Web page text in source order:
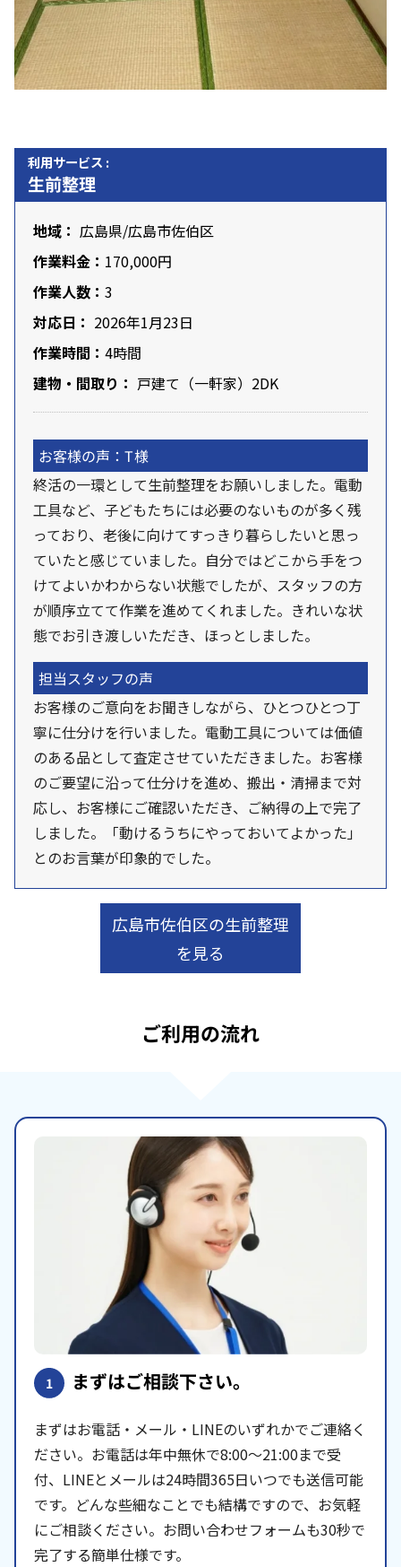
利用サービス :
生前整理
地域： 広島県/広島市佐伯区
作業料金： 170,000円
作業人数： 3
対応日： 2026年1月23日
作業時間： 4時間
建物・間取り： 戸建て（一軒家）2DK
お客様の声：T様
終活の一環として生前整理をお願いしました。電動
工具など、子どもたちには必要のないものが多く残
っており、老後に向けてすっきり暮らしたいと思っ
ていたと感じていました。自分ではどこから手をつ
けてよいかわからない状態でしたが、スタッフの方
が順序立てて作業を進めてくれました。きれいな状
態でお引き渡しいただき、ほっとしました。
担当スタッフの声
お客様のご意向をお聞きしながら、ひとつひとつ丁
寧に仕分けを行いました。電動工具については価値
のある品として査定させていただきました。お客様
のご要望に沿って仕分けを進め、搬出・清掃まで対
応し、お客様にご確認いただき、ご納得の上で完了
しました。「動けるうちにやっておいてよかった」
とのお言葉が印象的でした。
広島市佐伯区の生前整理
を見る
ご利用の流れ
1 まずはご相談下さい。
まずはお電話・メール・LINEのいずれかでご連絡く
ださい。お電話は年中無休で8:00〜21:00まで受
付、LINEとメールは24時間365日いつでも送信可能
です。どんな些細なことでも結構ですので、お気軽
にご相談ください。お問い合わせフォームも30秒で
完了する簡単仕様です。